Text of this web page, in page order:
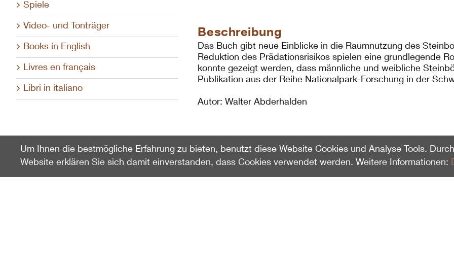
Spiele
Video- und Tonträger
Books in English
Livres en français
Libri in italiano
Beschreibung
Das Buch gibt neue Einblicke in die Raumnutzung des
Reduktion des Prädationsrisikos spielen eine grundlegende
konnte gezeigt werden, dass männliche und weibliche
Publikation aus der Reihe Nationalpark-Forschung in der
Autor: Walter Abderhalden
Um Ihnen die bestmögliche Erfahrung zu bieten, benutzt diese Website Cookies und Analyse Tools.
Website erklären Sie sich damit einverstanden, dass Cookies verwendet werden. Weitere Informationen: